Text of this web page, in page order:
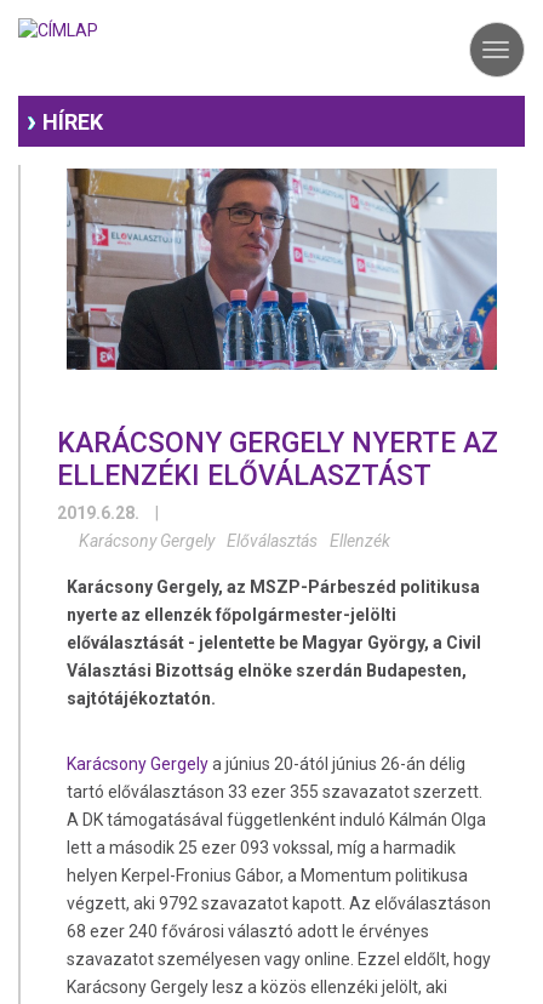
HÍREK
KARÁCSONY GERGELY NYERTE AZ
ELLENZÉKI ELŐVÁLASZTÁST
2019.6.28.
Karácsony Gergely
Előválasztás Ellenzék
Karácsony Gergely, az MSZP-Párbeszéd politikusa
nyerte az ellenzék főpolgármester-jelölti
előválasztását - jelentette be Magyar György, a Civil
Választási Bizottság elnöke szerdán Budapesten,
sajtótájékoztatón.
Karácsony Gergelya június 20-ától június 26-án délig
tartó előválasztáson 33 ezer 355 szavazatot szerzett.
A DK támogatásával függetlenként induló Kálmán Olga
lett a második 25 ezer 093 vokssal, míg a harmadik
helyen Kerpel-Fronius Gábor, a Momentum politikusa
végzett, aki 9792 szavazatot kapott. Az előválasztáson
68 ezer 240 fővárosi választó adott le érvényes
szavazatot személyesen vagy online. Ezzel eldőlt, hogy
Karácsony Gergely lesz a közös ellenzéki jelölt, aki